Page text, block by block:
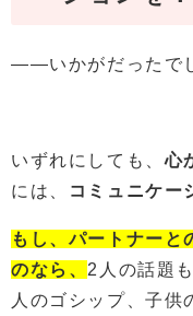
――いかがだったで
いずれにしても、心
には、
コミュニケー
もし、パートナーと
のなら、 2人の話題
人のゴシップ、子供